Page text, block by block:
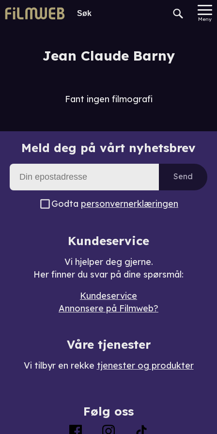
Meny
Jean Claude Barny
Fant ingen filmografi
Meld deg på vårt nyhetsbrev
Send
Godta personvernerklæringen
Kundeservice
Vi hjelper deg gjerne.
Her finner du svar på dine spørsmål:
Kundeservice
Annonsere på Filmweb?
Våre tjenester
Vi tilbyr en rekke tjenester og produkter
Følg oss